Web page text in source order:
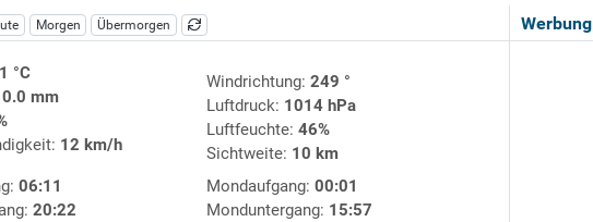
Werbung
Morgen Übermorgen
°C
0.0 mm
12 km/h
Windrichtung: 249 °
Luftdruck: 1014 hPa
Luftfeuchte: 46%
Sichtweite: 10 km
06:11
20:22
Mondaufgang: 00:01
Monduntergang: 15:57